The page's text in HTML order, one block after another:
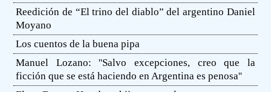
Reedición de “El trino del diablo” del argentino Daniel
Moyano
Los cuentos de la buena pipa
Manuel Lozano: ''Salvo excepciones, creo que la
ficción que se está haciendo en Argentina es penosa''